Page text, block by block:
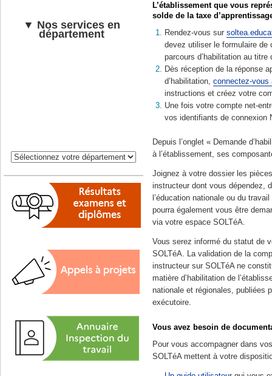
▼ Nos services en
département
L’établissement que vous
solde de la taxe
Rendez-vous sur
devez utiliser le formulaire de
parcours d’habilitation au titre
Dès réception de la réponse
d’habilitation, connectez-vous
instructions et créez votre
Une fois votre compte net-
vos identifiants de connexion
Depuis l’onglet « Demande
à l’établissement, ses
Joignez à votre dossier les
instructeur dont vous dépendez,
l’éducation nationale ou du
pourra également vous être
via votre espace SOLTéA.
Vous serez informé du statut de
SOLTéA. La validation de la
instructeur sur SOLTéA ne
matière d’habilitation de
nationale et régionales, publiées
exécutoire.
Vous avez besoin de
Pour vous accompagner dans
SOLTéA mettent à votre